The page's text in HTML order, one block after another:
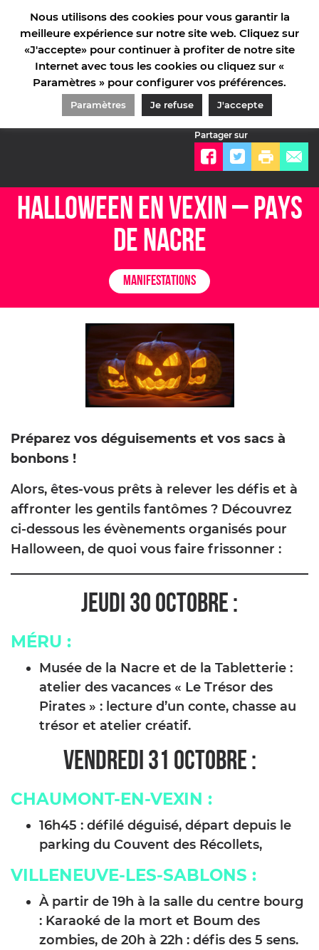
ACCUEIL/NOTRE ACTUALITÉ/MANIFESTATIONS/HALLOWEEN EN VEXIN – PAYS DE
Partager sur
HALLOWEEN EN VEXIN – PAYS
DE NACRE
MANIFESTATIONS
Préparez vos déguisements et vos sacs à
bonbons !
Alors, êtes-vous prêts à relever les défis et à
affronter les gentils fantômes ? Découvrez
ci-dessous les évènements organisés pour
Halloween, de quoi vous faire frissonner :
JEUDI 30 OCTOBRE :
MÉRU :
Musée de la Nacre et de la Tabletterie :
atelier des vacances « Le Trésor des
Pirates » : lecture d’un conte, chasse au
trésor et atelier créatif.
VENDREDI 31 OCTOBRE :
CHAUMONT-EN-VEXIN :
16h45 : défilé déguisé, départ depuis le
parking du Couvent des Récollets,
VILLENEUVE-LES-SABLONS :
À partir de 19h à la salle du centre bourg
: Karaoké de la mort et Boum des
zombies, de 20h à 22h : défis des 5 sens.
Nous utilisons des cookies pour vous garantir la
meilleure expérience sur notre site web. Cliquez sur
«J'accepte» pour continuer à profiter de notre site
Internet avec tous les cookies ou cliquez sur «
Paramètres » pour configurer vos préférences.
Paramètres Je refuse J'accepte